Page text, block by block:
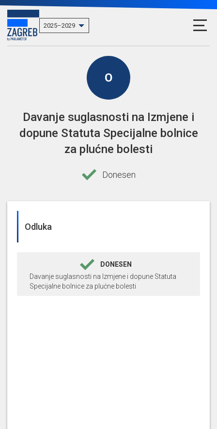
O
Davanje suglasnosti na Izmjene i
dopune Statuta Specijalne bolnice
za plućne bolesti
Donesen
Odluka
DONESEN
Davanje suglasnosti na Izmjene i dopune Statuta
Specijalne bolnice za plućne bolesti